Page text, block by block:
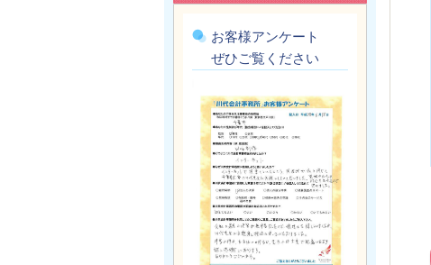
お客様アンケート
ぜひご覧ください